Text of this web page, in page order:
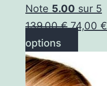
Note 5.00 sur 5
139,00€ Le
était :
74,00 €
options
a